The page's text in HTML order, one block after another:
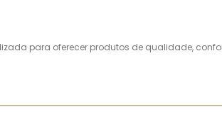
para oferecer produtos de qualidade,